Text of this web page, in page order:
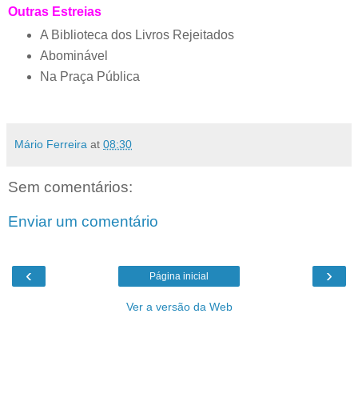
Outras Estreias
A Biblioteca dos Livros Rejeitados
Abominável
Na Praça Pública
Mário Ferreira at 08:30
Sem comentários:
Enviar um comentário
‹ ›
Página inicial
Ver a versão da Web